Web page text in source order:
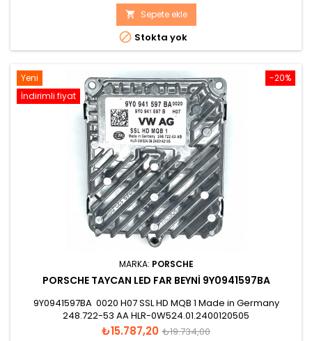
fiyat
 Sepete ekle
 Stokta yok
-20%
Yeni
İndirimli fiyat
MARKA: PORSCHE
PORSCHE TAYCAN LED FAR BEYNI 9Y0941597BA
9Y0941597BA 0020 H07 SSL HD MQB 1 Made in Germany
248.722-53 AA HLR-0W524.01.2400120505
Fiyat
₺15.787,20 Normal
₺19.734,00